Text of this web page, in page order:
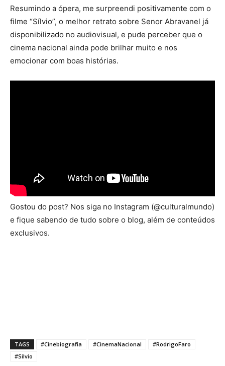
Resumindo a ópera, me surpreendi positivamente com o
filme “Sílvio”, o melhor retrato sobre Senor Abravanel já
disponibilizado no audiovisual, e pude perceber que o
cinema nacional ainda pode brilhar muito e nos
emocionar com boas histórias.
Gostou do post? Nos siga no Instagram (@culturalmundo)
e fique sabendo de tudo sobre o blog, além de conteúdos
exclusivos.
TAGS #Cinebiografia #CinemaNacional
#RodrigoFaro
#Silvio